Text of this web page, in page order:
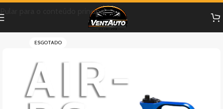
Pular para o conteúdo principal
ESGOTADO